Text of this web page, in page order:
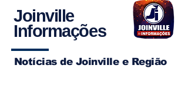
Joinville
Informações
Notícias de Joinville e Região